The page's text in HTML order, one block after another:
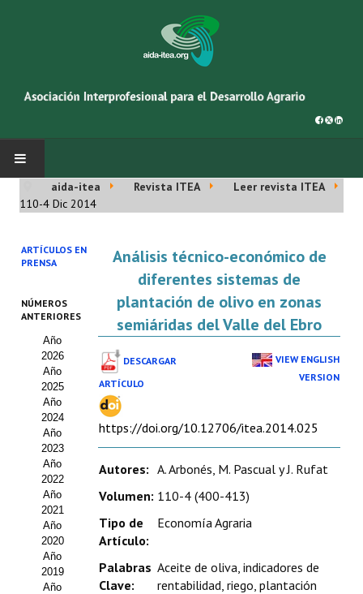
INICIO
Cincuentenario AIDA
Organigrama
Estatutos
Hacerse socio
Noticias
Galería de Fotos
Web AIDA 2.0
REVISTA ITEA
Presentación ITEA
aida-itea Revista ITEA
Leer revista ITEA
110-4 Dic 2014
ARTÍCULOS EN
PRENSA
NÚMEROS
ANTERIORES
Año
2026
Año
2025
Año
2024
Año
2023
Año
2022
Año
2021
Año
2020
Año
2019
Año
Análisis técnico-económico de
diferentes sistemas de
plantación de olivo en zonas
semiáridas del Valle del Ebro
DESCARGAR
ARTÍCULO
VIEW ENGLISH
VERSION
https://doi.org/10.12706/itea.2014.025
Autores: A. Arbonés, M. Pascual y J. Rufat
Volumen: 110-4 (400-413)
Tipo de
Artículo:
Economía Agraria
Palabras
Clave:
Aceite de oliva, indicadores de
rentabilidad, riego, plantación